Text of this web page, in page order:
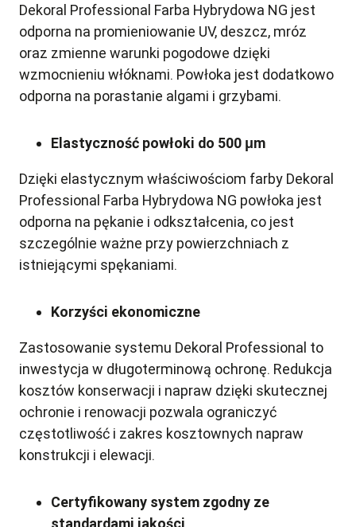
Dekoral Professional Farba Hybrydowa NG jest
odporna na promieniowanie UV, deszcz, mróz
oraz zmienne warunki pogodowe dzięki
wzmocnieniu włóknami. Powłoka jest dodatkowo
odporna na porastanie algami i grzybami.
Elastyczność powłoki do 500 μm
Dzięki elastycznym właściwościom farby Dekoral
Professional Farba Hybrydowa NG powłoka jest
odporna na pękanie i odkształcenia, co jest
szczególnie ważne przy powierzchniach z
istniejącymi spękaniami.
Korzyści ekonomiczne
Zastosowanie systemu Dekoral Professional to
inwestycja w długoterminową ochronę. Redukcja
kosztów konserwacji i napraw dzięki skutecznej
ochronie i renowacji pozwala ograniczyć
częstotliwość i zakres kosztownych napraw
konstrukcji i elewacji.
Certyfikowany system zgodny ze
standardami jakości